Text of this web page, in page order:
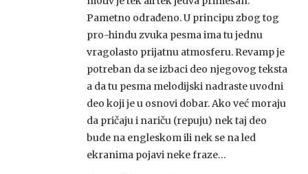
Pametno odrađeno. U principu zbog tog
pro-hindu zvuka pesma ima tu jednu
vragolasto prijatnu atmosferu. Revamp je
potreban da se izbaci deo njegovog teksta
a da tu pesma melodijski nadraste uvodni
deo koji je u osnovi dobar. Ako već moraju
da pričaju i nariču (repuju) nek taj deo
bude na engleskom ili nek se na led
ekranima pojavi neke fraze…